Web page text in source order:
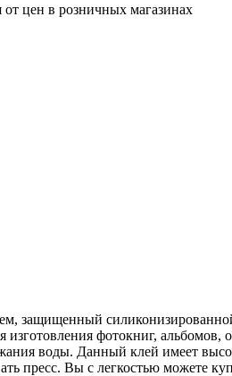
от цен в розничных магазинах
фотокниг,
воды. Данный клей имеет
пресс. Вы с легкостью можете